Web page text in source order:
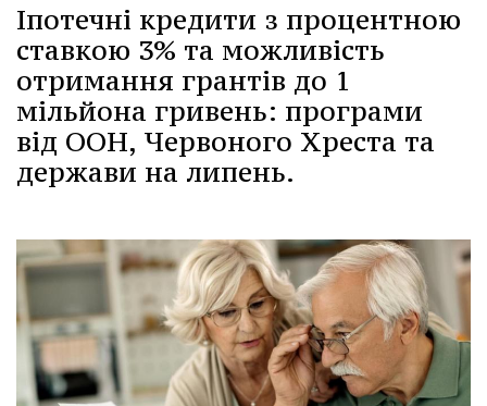
Іпотечні кредити з процентною
ставкою 3% та можливість
отримання грантів до 1
мільйона гривень: програми
від ООН, Червоного Хреста та
держави на липень.